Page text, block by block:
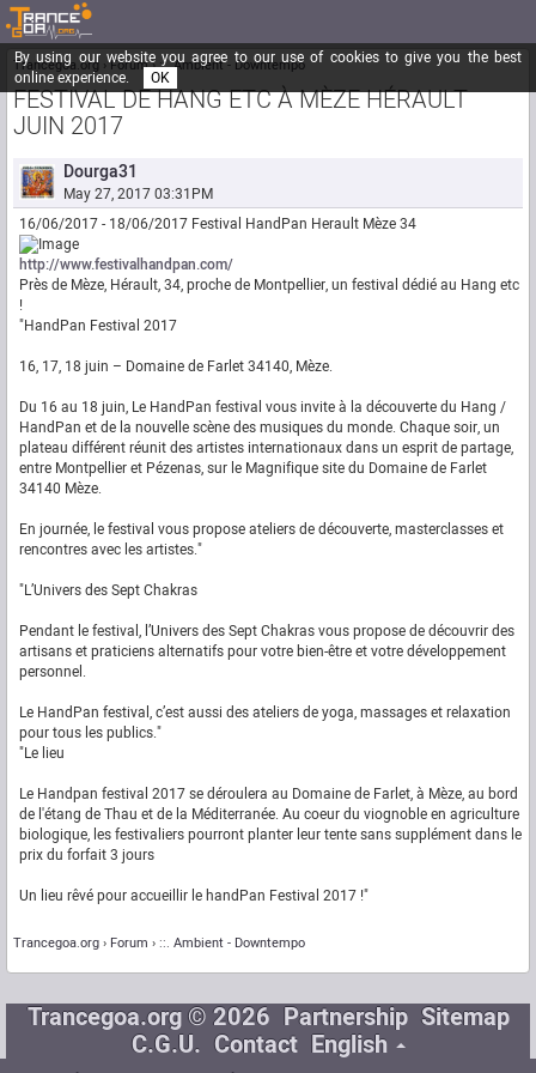
By using our website you agree to our use of cookies to give you the best
online experience.
OK
Trancegoa.org Forum ::. Ambient - Downtempo
FESTIVAL DE HANG ETC À MÈZE HÉRAULT
JUIN 2017
Dourga31
May 27, 2017 03:31PM
16/06/2017 - 18/06/2017 Festival HandPan Herault Mèze 34
http://www.festivalhandpan.com/
Près de Mèze, Hérault, 34, proche de Montpellier, un festival dédié au Hang etc
!
"HandPan Festival 2017
16, 17, 18 juin – Domaine de Farlet 34140, Mèze.
Du 16 au 18 juin, Le HandPan festival vous invite à la découverte du Hang /
HandPan et de la nouvelle scène des musiques du monde. Chaque soir, un
plateau différent réunit des artistes internationaux dans un esprit de partage,
entre Montpellier et Pézenas, sur le Magnifique site du Domaine de Farlet
34140 Mèze.
En journée, le festival vous propose ateliers de découverte, masterclasses et
rencontres avec les artistes."
"L’Univers des Sept Chakras
Pendant le festival, l’Univers des Sept Chakras vous propose de découvrir des
artisans et praticiens alternatifs pour votre bien-être et votre développement
personnel.
Le HandPan festival, c’est aussi des ateliers de yoga, massages et relaxation
pour tous les publics."
"Le lieu
Le Handpan festival 2017 se déroulera au Domaine de Farlet, à Mèze, au bord
de l'étang de Thau et de la Méditerranée. Au coeur du viognoble en agriculture
biologique, les festivaliers pourront planter leur tente sans supplément dans le
prix du forfait 3 jours
Un lieu rêvé pour accueillir le handPan Festival 2017 !"
Trancegoa.org Forum ::. Ambient - Downtempo
Trancegoa.org © 2026 Partnership Sitemap
C.G.U. Contact English